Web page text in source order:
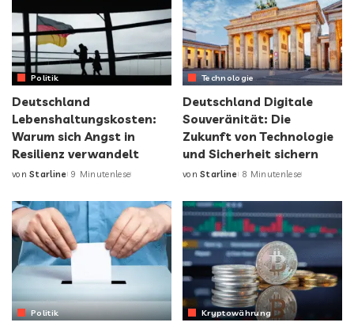
Politik
Deutschland
Lebenshaltungskosten:
Warum sich Angst in
Resilienz verwandelt
von Starline 9 Minutenlese
Technologie
Deutschland Digitale
Souveränität: Die
Zukunft von Technologie
und Sicherheit sichern
von Starline 8 Minutenlese
Politik Kryptowährung